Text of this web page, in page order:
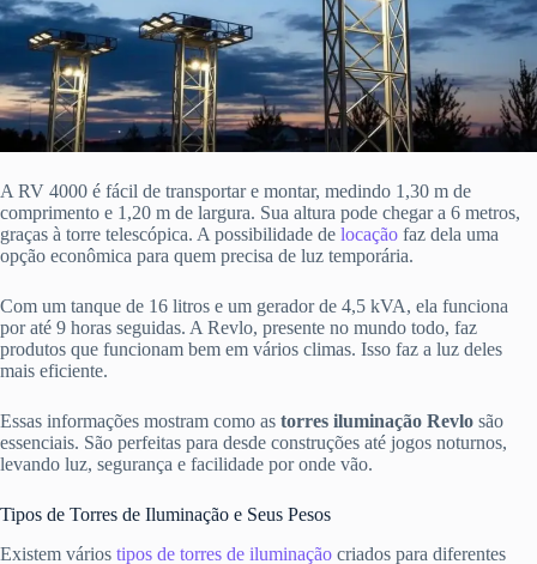
A RV 4000 é fácil de transportar e montar, medindo 1,30 m de
comprimento e 1,20 m de largura. Sua altura pode chegar a 6 metros,
graças à torre telescópica. A possibilidade de locação faz dela uma
opção econômica para quem precisa de luz temporária.
Com um tanque de 16 litros e um gerador de 4,5 kVA, ela funciona
por até 9 horas seguidas. A Revlo, presente no mundo todo, faz
produtos que funcionam bem em vários climas. Isso faz a luz deles
mais eficiente.
Essas informações mostram como as torres iluminação Revlo são
essenciais. São perfeitas para desde construções até jogos noturnos,
levando luz, segurança e facilidade por onde vão.
Tipos de Torres de Iluminação e Seus Pesos
Existem vários tipos de torres de iluminação criados para diferentes